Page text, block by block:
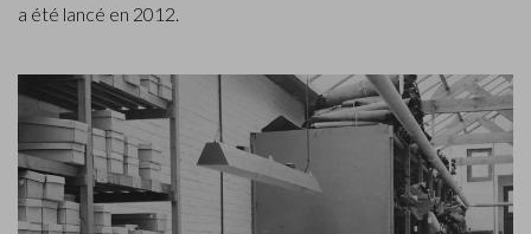
a été lancé en 2012.